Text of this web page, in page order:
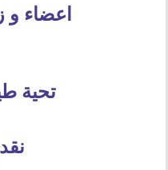
اعضاء و
تحية